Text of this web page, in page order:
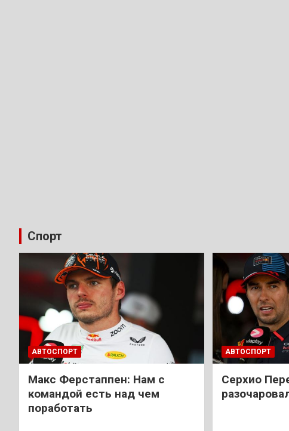
Спорт
АВТОСПОРТ
Макс Ферстаппен: Нам с
командой есть над чем
поработать
АВТОСПОРТ
Cерхио